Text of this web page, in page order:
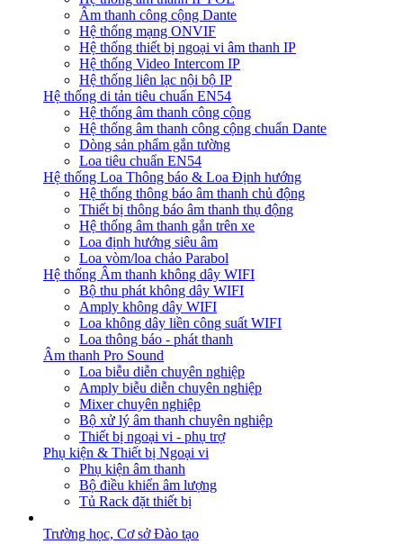
Âm thanh công cộng Dante
Hệ thống mạng ONVIF
Hệ thống thiết bị ngoại vi âm thanh IP
Hệ thống Video Intercom IP
Hệ thống liên lạc nội bộ IP
Hệ thống di tản tiêu chuẩn EN54
Hệ thống âm thanh công cộng
Hệ thống âm thanh công cộng chuẩn Dante
Dòng sản phẩm gắn tường
Loa tiêu chuẩn EN54
Hệ thống Loa Thông báo & Loa Định hướng
Hệ thống thông báo âm thanh chủ động
Thiết bị thông báo âm thanh thụ động
Hệ thống âm thanh gắn trên xe
Loa định hướng siêu âm
Loa vòm/loa chảo Parabol
Hệ thống Âm thanh không dây WIFI
Bộ thu phát không dây WIFI
Amply không dây WIFI
Loa không dây liền công suất WIFI
Loa thông báo - phát thanh
Âm thanh Pro Sound
Loa biễu diễn chuyên nghiệp
Amply biễu diễn chuyên nghiệp
Mixer chuyên nghiệp
Bộ xử lý âm thanh chuyên nghiệp
Thiết bị ngoại vi - phụ trợ
Phụ kiện & Thiết bị Ngoại vi
Phụ kiện âm thanh
Bộ điều khiển âm lượng
Tủ Rack đặt thiết bị
Trường học, Cơ sở Đào tạo